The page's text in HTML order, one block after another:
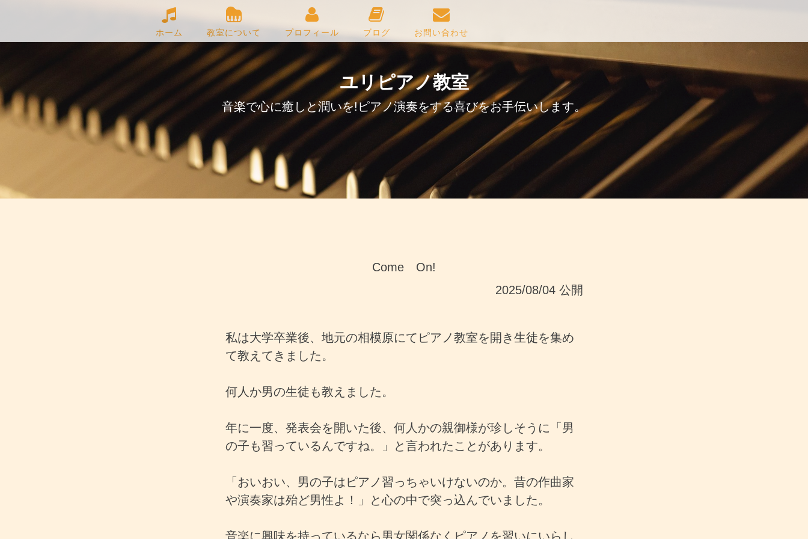
ホーム 教室について プロフィール ブログ お問い合わせ
ユリピアノ教室
音楽で心に癒しと潤いを!ピアノ演奏をする喜びをお手伝いします。
Come On!
2025/08/04 公開
私は大学卒業後、地元の相模原にてピアノ教室を開き生徒を集め
て教えてきました。
何人か男の生徒も教えました。
年に一度、発表会を開いた後、何人かの親御様が珍しそうに「男
の子も習っているんですね。」と言われたことがあります。
「おいおい、男の子はピアノ習っちゃいけないのか。昔の作曲家
や演奏家は殆ど男性よ！」と心の中で突っ込んでいました。
音楽に興味を持っているなら男女関係なくピアノを習いにいらし